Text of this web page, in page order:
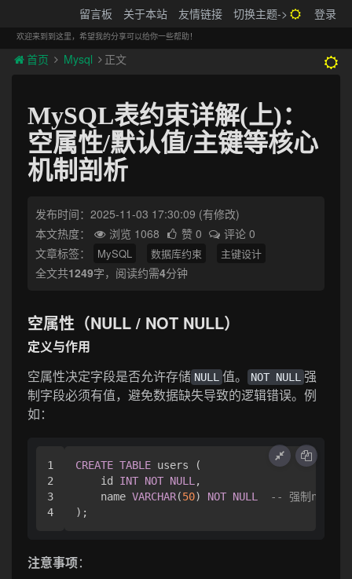
留言板 关于本站 友情链接 切换主题-> 登录
欢迎来到到这里，希望我的分享可以给你一些帮助！
首页 Mysql 正文
MySQL表约束详解(上)：
空属性/默认值/主键等核心
机制剖析
发布时间：2025-11-03 17:30:09 (有修改)
本文热度：
浏览 1068 赞 0
评论 0
文章标签：
MySQL 数据库约束 主键设计
全文共1249字，阅读约需4分钟
空属性（NULL / NOT NULL）
定义与作用
空属性决定字段是否允许存储 NULL 值。 NOT NULL 强
制字段必须有值，避免数据缺失导致的逻辑错误。例
如：
1
2
3
CREATE TABLE users (
    id
INT NOT NULL ,
    name
VARCHAR(50) NOT NULL
-- 强制name字
注意事项：